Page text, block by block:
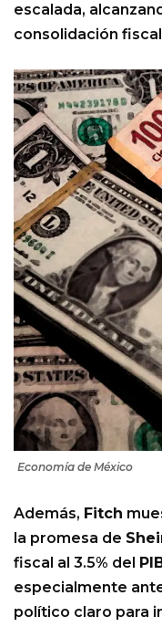
escalada,
consolidación
Economía de México
Además, Fitch
la promesa de
fiscal al 3.5% del
especialmente
político claro para